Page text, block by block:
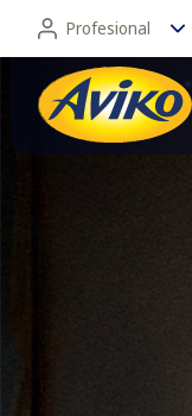
Profesional
Profesional
Consumator